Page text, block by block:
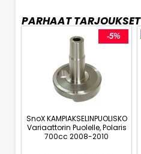
PARHAAT TARJOUKSET
-5%
SnoX KAMPIAKSELINPUOLISKO
Variaattorin Puolelle, Polaris
700cc 2008-2010